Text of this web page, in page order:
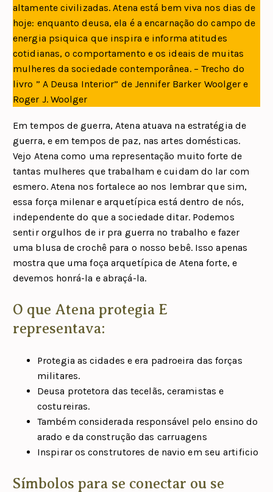
altamente civilizadas. Atena está bem viva nos dias de
hoje: enquanto deusa, ela é a encarnação do campo de
energia psiquica que inspira e informa atitudes
cotidianas, o comportamento e os ideais de muitas
mulheres da sociedade contemporânea. – Trecho do
livro ” A Deusa Interior” de Jennifer Barker Woolger e
Roger J. Woolger
Em tempos de guerra, Atena atuava na estratégia de
guerra, e em tempos de paz, nas artes domésticas.
Vejo Atena como uma representação muito forte de
tantas mulheres que trabalham e cuidam do lar com
esmero. Atena nos fortalece ao nos lembrar que sim,
essa força milenar e arquetípica está dentro de nós,
independente do que a sociedade ditar. Podemos
sentir orgulhos de ir pra guerra no trabalho e fazer
uma blusa de crochê para o nosso bebê. Isso apenas
mostra que uma foça arquetípica de Atena forte, e
devemos honrá-la e abraçá-la.
O que Atena protegia E
representava:
Protegia as cidades e era padroeira das forças
militares.
Deusa protetora das tecelãs, ceramistas e
costureiras.
Também considerada responsável pelo ensino do
arado e da construção das carruagens
Inspirar os construtores de navio em seu artificio
Símbolos para se conectar ou se